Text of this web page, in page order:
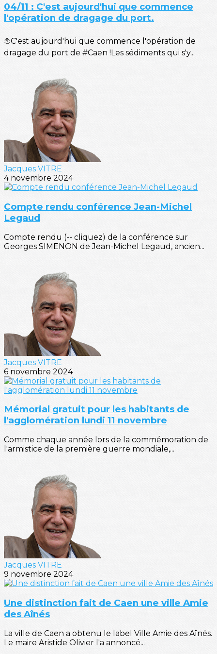
04/11 : C'est aujourd'hui que commence
l'opération de dragage du port.
⛵C'est aujourd'hui que commence l'opération de
dragage du port de #Caen !Les sédiments qui s'y...
Jacques VITRE
4 novembre 2024
Compte rendu conférence Jean-Michel
Legaud
Compte rendu (-- cliquez) de la conférence sur
Georges SIMENON de Jean-Michel Legaud, ancien...
Jacques VITRE
6 novembre 2024
Mémorial gratuit pour les habitants de
l'agglomération lundi 11 novembre
Comme chaque année lors de la commémoration de
l'armistice de la première guerre mondiale,...
Jacques VITRE
9 novembre 2024
Une distinction fait de Caen une ville Amie
des Aînés
La ville de Caen a obtenu le label Ville Amie des Aînés.
Le maire Aristide Olivier l'a annoncé...